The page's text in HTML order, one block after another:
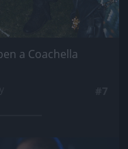
a Coachella